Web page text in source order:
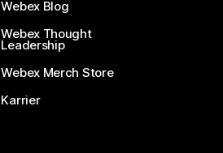
Webex Blog
Webex Thought
Leadership
Webex Merch Store
Karrier